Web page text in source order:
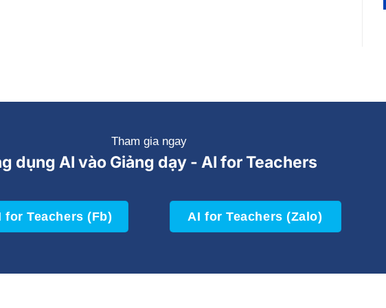
Tham gia ngay
dụng AI vào Giảng dạy - AI for Teachers
for Teachers (Fb) AI for Teachers (Zalo)